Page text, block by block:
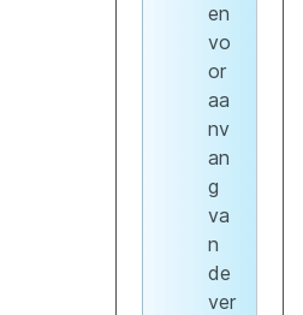
en
vo
or
aa
nv
an
g
va
n
de
ver